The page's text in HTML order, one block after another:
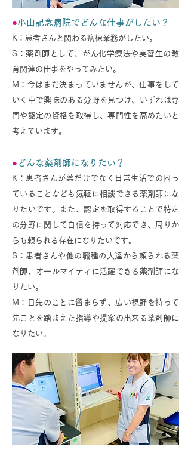
●小山記念病院でどんな仕事がしたい ？
K：患者さんと関わる病棟業務がしたい。
S：薬剤師として、がん化学療法や実習生の教
育関連の仕事をやってみたい。
M：今はまだ決まっていませんが、仕事をして
いく中で興味のある分野を見つけ、いずれは専
門や認定の資格を取得し、専門性を高めたいと
考えています。
● どんな薬剤師になりたい？
K：患者さんが薬だけでなく日常生活での困っ
ていることなども気軽に相談できる薬剤師にな
りたいです。また、認定を取得することで特定
の分野に関して自信を持って対応でき、周りか
らも頼られる存在になりたいです。
S：患者さんや他の職種の人達から頼られる薬
剤師、オールマイティに活躍できる薬剤師にな
りたい。
M：目先のことに留まらず、広い視野を持って
先ことを踏まえた指導や提案の出来る薬剤師に
なりたい。